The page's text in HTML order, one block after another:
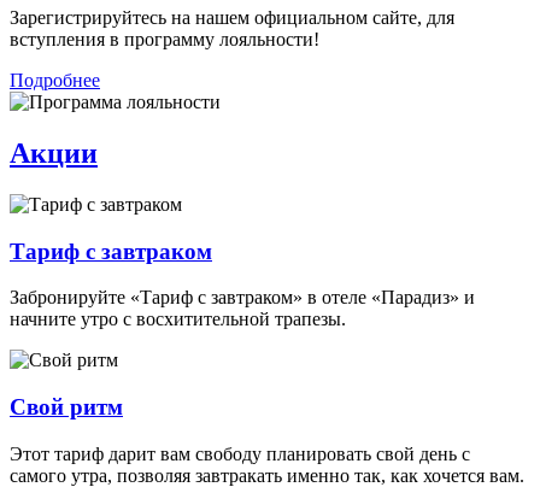
Зарегистрируйтесь на нашем официальном сайте, для
вступления в программу лояльности!
Подробнее
Акции
Тариф с завтраком
Забронируйте «Тариф с завтраком» в отеле «Парадиз» и
начните утро с восхитительной трапезы.
Свой ритм
Этот тариф дарит вам свободу планировать свой день с
самого утра, позволяя завтракать именно так, как хочется вам.